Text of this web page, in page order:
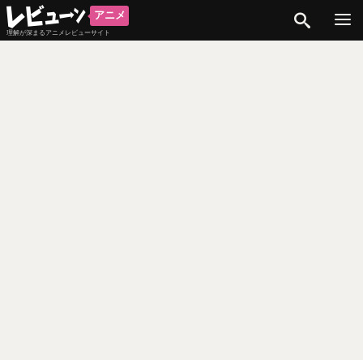
アニメ
理解が深まるアニメレビューサイト